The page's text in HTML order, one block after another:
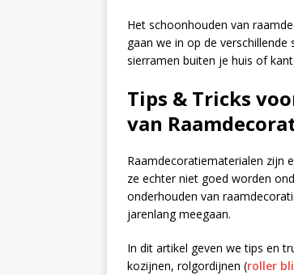
Het schoonhouden van
gaan we in op de
sierramen buiten je huis of
Tips & Tricks
van
Raamdecoratiematerialen zijn
ze echter niet goed worden
onderhouden van
jarenlang meegaan.
In dit artikel geven we tips en
kozijnen, rolgordijnen (roller